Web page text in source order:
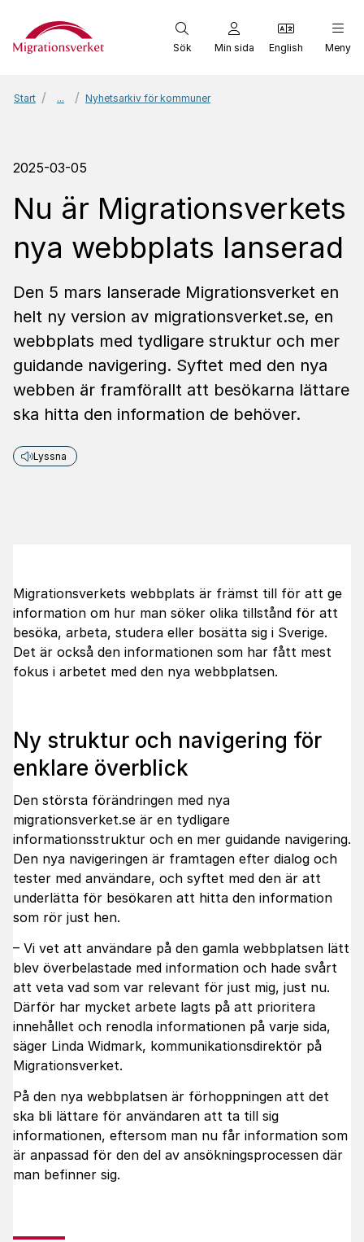
Start
Sök Min sida English Meny
Start ... Nyhetsarkiv för kommuner
2025-03-05
Nu är Migrationsverkets
nya webbplats lanserad
Den 5 mars lanserade Migrationsverket en
helt ny version av migrationsverket.se, en
webbplats med tydligare struktur och mer
guidande navigering. Syftet med den nya
webben är framförallt att besökarna lättare
ska hitta den information de behöver.
Lyssna
Migrationsverkets webbplats är främst till för att ge
information om hur man söker olika tillstånd för att
besöka, arbeta, studera eller bosätta sig i Sverige.
Det är också den informationen som har fått mest
fokus i arbetet med den nya webbplatsen.
Ny struktur och navigering för
enklare överblick
Den största förändringen med nya
migrationsverket.se är en tydligare
informationsstruktur och en mer guidande navigering.
Den nya navigeringen är framtagen efter dialog och
tester med användare, och syftet med den är att
underlätta för besökaren att hitta den information
som rör just hen.
– Vi vet att användare på den gamla webbplatsen lätt
blev överbelastade med information och hade svårt
att veta vad som var relevant för just mig, just nu.
Därför har mycket arbete lagts på att prioritera
innehållet och renodla informationen på varje sida,
säger Linda Widmark, kommunikationsdirektör på
Migrationsverket.
På den nya webbplatsen är förhoppningen att det
ska bli lättare för användaren att ta till sig
informationen, eftersom man nu får information som
är anpassad för den del av ansökningsprocessen där
man befinner sig.